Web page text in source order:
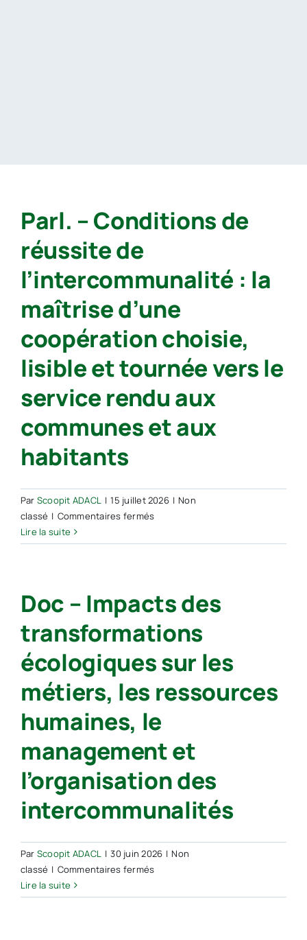
Parl. – Conditions de
réussite de
l’intercommunalité : la
maîtrise d’une
coopération choisie,
lisible et tournée vers le
service rendu aux
communes et aux
habitants
Par Scoopit ADACL | 15 juillet 2026 | Non
classé | Commentaires ferméssur
–
réussite
de
l’intercommunalité
:
la
maîtrise
d’une
coopération
choisie,
et
vers
service
aux
aux
Lire la suite
Doc – Impacts des
transformations
écologiques sur les
métiers, les ressources
humaines, le
management et
l’organisation des
intercommunalités
Par Scoopit ADACL | 30 juin 2026 | Non
classé | Commentaires ferméssur
–
Lire la suite